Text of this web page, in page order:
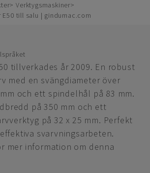
Verktygsmaskiner
till salu | gindumac.com
tillverkades år 2009. En robust
med en svängdiameter över
och ett spindelhål på 83 mm.
på 350 mm och ett
på 32 x 25 mm. Perfekt
svarvningsarbeten.
mer information om denna